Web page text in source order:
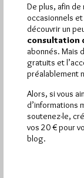
Abonnement aux
De plus, afin
occasionnels
découvrir un
consultation
abonnés. Mais
gratuits et
préalablement
Alors, si vous
d’informations
soutenez-le,
vos 20 € pour
blog.